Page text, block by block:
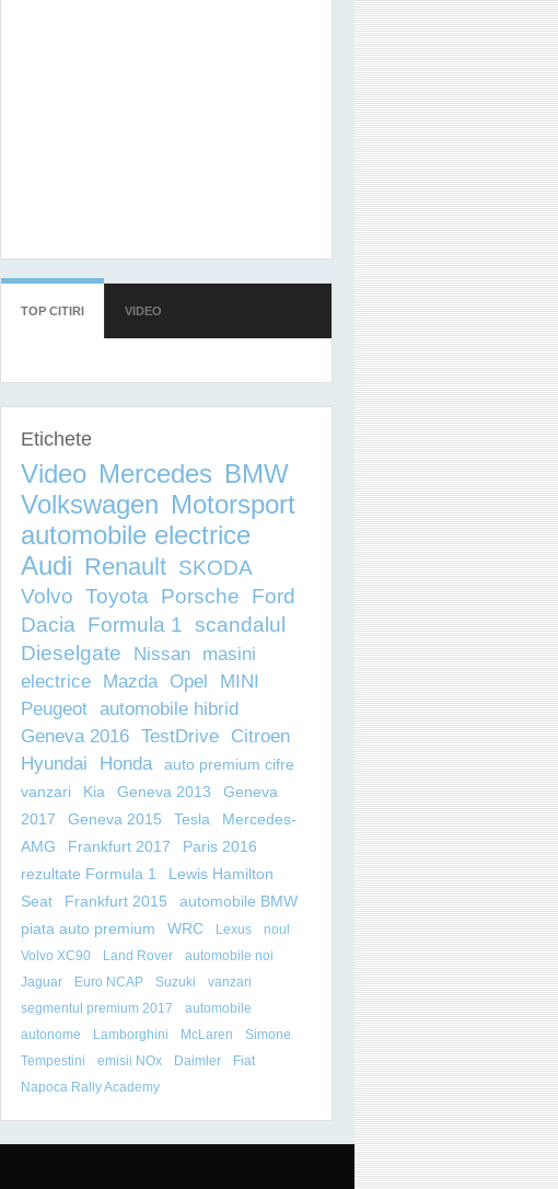
TOP CITIRI (TAB ACTIV)
VIDEO
Etichete
Video Mercedes BMW
Volkswagen Motorsport
automobile electrice
Audi Renault SKODA
Volvo Toyota Porsche
Ford
Dacia
Formula 1 scandalul
Dieselgate
Nissan
masini
electrice
Mazda Opel
MINI
Peugeot automobile hibrid
Geneva 2016 TestDrive
Citroen
Hyundai
Honda
auto premium cifre
vanzari
Kia Geneva 2013
Geneva
2017
Geneva 2015 Tesla
Mercedes-
AMG
Frankfurt 2017
Paris 2016
rezultate Formula 1
Lewis Hamilton
Seat
Frankfurt 2015
automobile BMW
piata auto premium
WRC Lexus
noul
Volvo XC90
Land Rover
automobile noi
Jaguar
Euro NCAP Suzuki
vanzari
segmentul premium 2017
automobile
autonome
Lamborghini McLaren
Simone
Tempestini
emisii NOx Daimler
Fiat
Napoca Rally Academy